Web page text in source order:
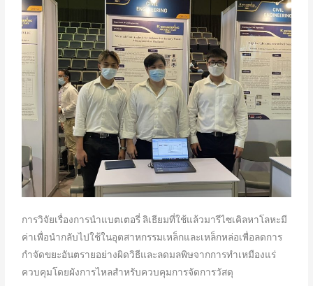
การวิจัยเรื่องการนำแบตเตอรี่ ลิเธียมที่ใช้แล้วมารีไซเคิลหาโลหะมี
ค่าเพื่อนำกลับไปใช้ในอุตสาหกรรมเหล็กและเหล็กหล่อเพื่อลดการ
กำจัดขยะอันตรายอย่างผิดวิธีและลดมลพิษจากการทำเหมืองแร่
ควบคุมโดยผังการไหลสำหรับควบคุมการจัดการวัสดุ